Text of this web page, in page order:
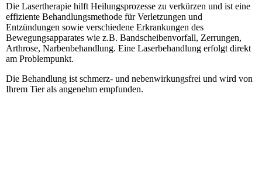
Die Lasertherapie hilft Heilungsprozesse zu verkürzen und ist eine
effiziente Behandlungsmethode für Verletzungen und
Entzündungen sowie verschiedene Erkrankungen des
Bewegungsapparates wie z.B. Bandscheibenvorfall, Zerrungen,
Arthrose, Narbenbehandlung. Eine Laserbehandlung erfolgt direkt
am Problempunkt.
Die Behandlung ist schmerz- und nebenwirkungsfrei und wird von
Ihrem Tier als angenehm empfunden.